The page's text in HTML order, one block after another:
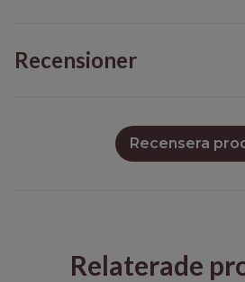
Recensioner
Recensera
Relaterade